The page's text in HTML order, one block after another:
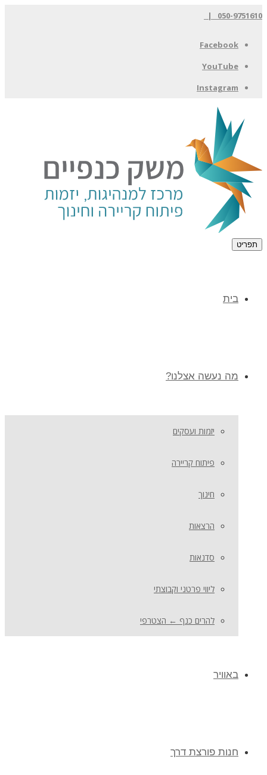
050-9751610 |
Facebook
YouTube
Instagram
תפריט
בית
מה נעשה אצלנו?
יזמות ועסקים
פיתוח קריירה
חינוך
הרצאות
סדנאות
ליווי פרטני וקבוצתי
להרים כנף ← הצטרפי
באוויר
חנות פורצת דרך